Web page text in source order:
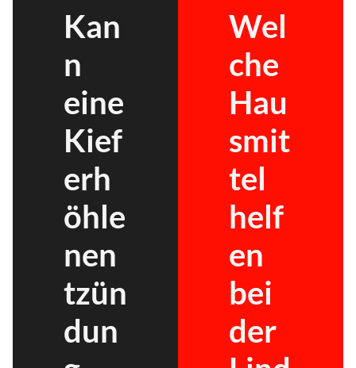
Kan
n
eine
Kief
erh
öhle
nen
tzün
dun
Wel
che
Hau
smit
tel
helf
en
bei
der